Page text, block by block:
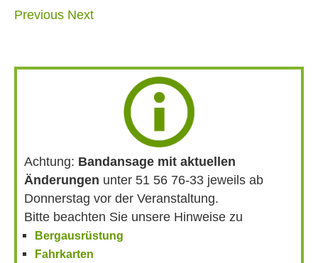
Previous Next
Achtung: Bandansage mit aktuellen
Änderungen unter 51 56 76-33 jeweils ab
Donnerstag vor der Veranstaltung.
Bitte beachten Sie unsere Hinweise zu
Bergausrüstung
Fahrkarten